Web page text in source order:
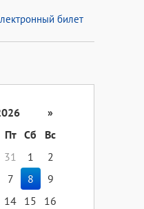
билет
»
Пт Сб
Вс
31 1
2
7 8
9
14 15
16